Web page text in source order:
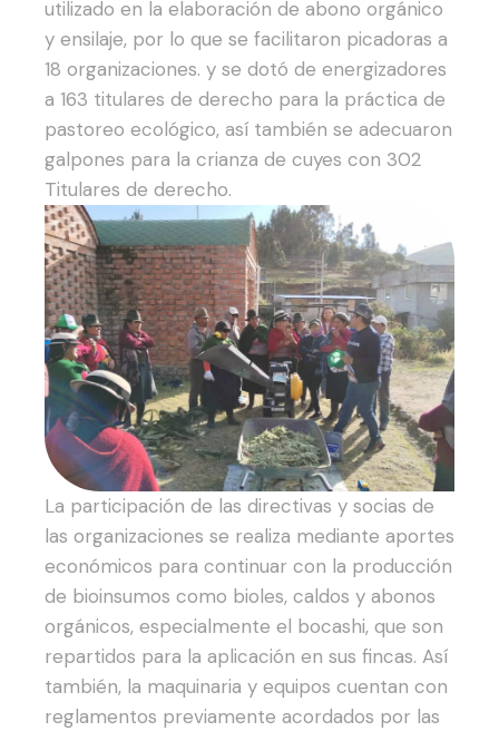
utilizado en la elaboración de abono orgánico
y ensilaje, por lo que se facilitaron picadoras a
18 organizaciones. y se dotó de energizadores
a 163 titulares de derecho para la práctica de
pastoreo ecológico, así también se adecuaron
galpones para la crianza de cuyes con 302
Titulares de derecho.
La participación de las directivas y socias de
las organizaciones se realiza mediante aportes
económicos para continuar con la producción
de bioinsumos como bioles, caldos y abonos
orgánicos, especialmente el bocashi, que son
repartidos para la aplicación en sus fincas. Así
también, la maquinaria y equipos cuentan con
reglamentos previamente acordados por las